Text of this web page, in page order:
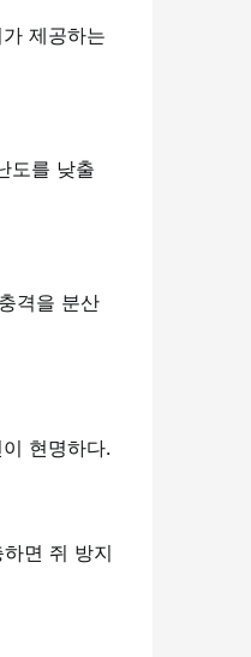
제공하는
도를 낮출
격을 분산
현명하다.
면 쥐 방지